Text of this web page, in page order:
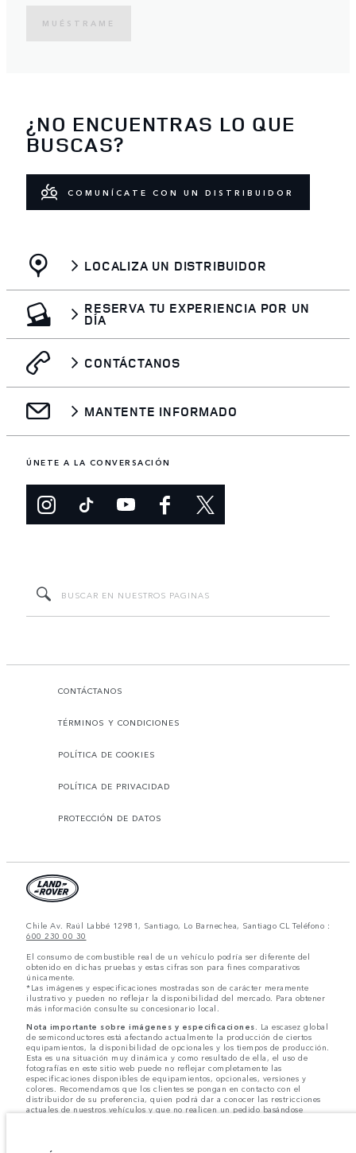
MUÉSTRAME
¿NO ENCUENTRAS LO QUE
BUSCAS?
COMUNÍCATE CON UN DISTRIBUIDOR
LOCALIZA UN DISTRIBUIDOR
RESERVA TU EXPERIENCIA POR UN
DÍA
CONTÁCTANOS
MANTENTE INFORMADO
ÚNETE A LA CONVERSACIÓN
CONTÁCTANOS
TÉRMINOS Y CONDICIONES
POLÍTICA DE COOKIES
POLÍTICA DE PRIVACIDAD
PROTECCIÓN DE DATOS
Chile Av. Raúl Labbé 12981, Santiago, Lo Barnechea, Santiago CL Teléfono :
600 230 00 30
El consumo de combustible real de un vehículo podría ser diferente del
obtenido en dichas pruebas y estas cifras son para fines comparativos
únicamente.
*Las imágenes y especificaciones mostradas son de carácter meramente
ilustrativo y pueden no reflejar la disponibilidad del mercado. Para obtener
más información consulte su concesionario local.
Nota importante sobre imágenes y especificaciones. La escasez global
de semiconductores está afectando actualmente la producción de ciertos
equipamientos, la disponibilidad de opcionales y los tiempos de producción.
Esta es una situación muy dinámica y como resultado de ella, el uso de
fotografías en este sitio web puede no reflejar completamente las
especificaciones disponibles de equipamientos, opcionales, versiones y
colores. Recomendamos que los clientes se pongan en contacto con el
distribuidor de su preferencia, quien podrá dar a conocer las restricciones
actuales de nuestros vehículos y que no realicen un pedido basándose